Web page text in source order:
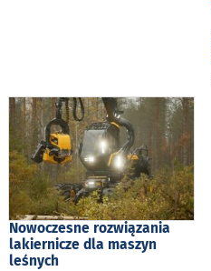
Nowoczesne rozwiązania
lakiernicze dla maszyn
leśnych